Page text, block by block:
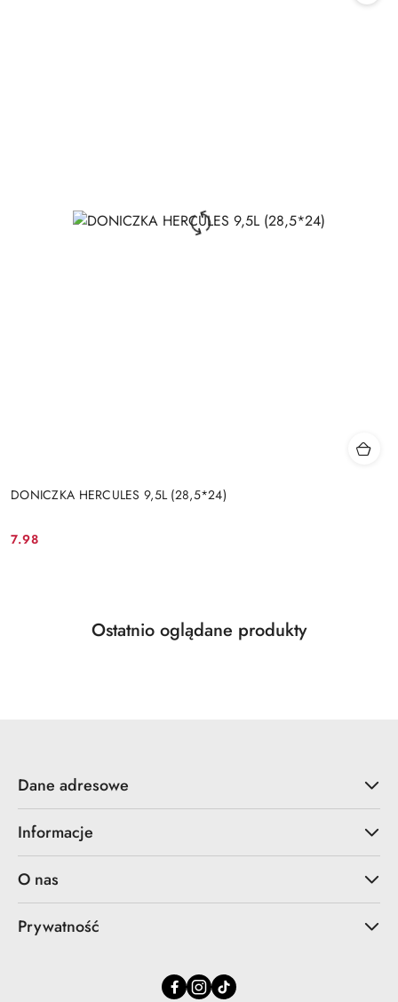
DONICZKA HERCULES 9,5L (28,5*24)
Cena:
7.98
Pomiń karuzelę produktów
Produkty
Ostatnio oglądane produkty
Dane adresowe
Informacje
O nas
Prywatność